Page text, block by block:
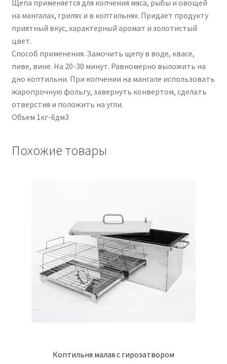
Щепа применяется для копчения мяса, рыбы и овощей
на мангалах, грилях и в коптильнях. Придает продукту
приятный вкус, характерный аромат и золотистый
цвет.
Способ применения. Замочить щепу в воде, квасе,
пиве, вине. На 20-30 минут. Равномерно выложить на
дно коптильни. При копчении на мангале использовать
жаропрочную фольгу, завернуть конвертом, сделать
отверстия и положить на угли.
Объем 1кг-6дм3
Похожие товары
Коптильня малая с гирозатвором